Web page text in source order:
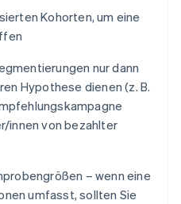
Kohorten, um eine
nur dann
Hypothese dienen (z. B.
innen von bezahlter
– wenn eine
umfasst, sollten Sie